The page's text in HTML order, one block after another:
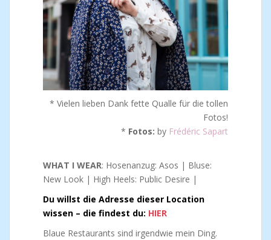
* Vielen lieben Dank fette Qualle für die tollen
Fotos!
* Fotos: by Frédéric Sapart
WHAT I WEAR: Hosenanzug: Asos | Bluse:
New Look | High Heels: Public Desire |
Du willst die Adresse dieser Location
wissen – die findest du: HIER
Blaue Restaurants sind irgendwie mein Ding.